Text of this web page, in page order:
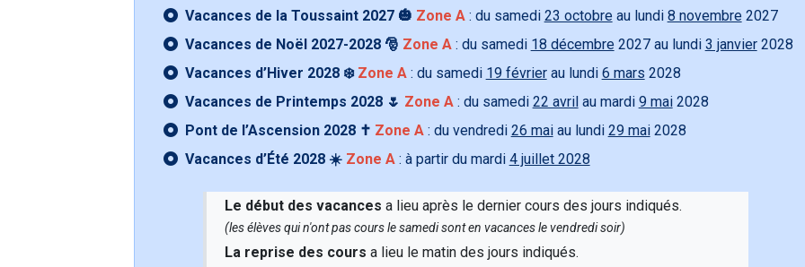
Vacances de la Toussaint 2027 🎃 Zone A: du samedi 23 octobre au lundi 8 novembre 2027
Vacances de Noël 2027-2028 🎅 Zone A: du samedi 18 décembre 2027 au lundi 3 janvier2028
Vacances d’Hiver 2028 ❄️ Zone A: du samedi 19 févrierau lundi 6 mars 2028
Vacances de Printemps 2028 🌷 Zone A: du samedi 22 avril au mardi 9 mai2028
Pont de l’Ascension 2028 ✝️ Zone A: du vendredi 26 maiau lundi 29 mai2028
Vacances d’Été 2028 ☀️ Zone A: à partir du mardi 4 juillet 2028
Le début des vacances a lieu après le dernier cours des jours indiqués.
(les élèves qui n'ont pas cours le samedi sont en vacances le vendredi soir)
La reprise des cours a lieu le matin des jours indiqués.